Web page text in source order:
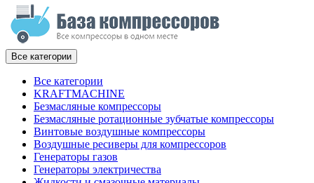
Все категории
Все категории
KRAFTMACHINE
Безмасляные компрессоры
Безмасляные ротационные зубчатые компрессоры
Винтовые воздушные компрессоры
Воздушные ресиверы для компрессоров
Генераторы газов
Генераторы электричества